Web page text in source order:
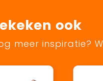
ook
meer inspiratie?